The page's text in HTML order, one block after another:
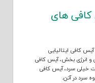
های
آیس کافی ایتالیایی
و انرژی بخش،آیس کافی
خیلی سرد،آیس کافی
سرد در آتن.